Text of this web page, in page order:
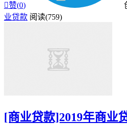
赞(0)
业贷款 阅读(759)
[商业贷款]2019年商业